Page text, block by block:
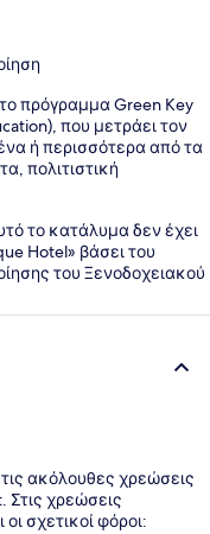
πρόγραμμα Green Key
που μετράει τον
ή περισσότερα από τα
πολιτιστική
το κατάλυμα δεν έχει
Hotel» βάσει του
του Ξενοδοχειακού
ακόλουθες χρεώσεις
Στις χρεώσεις
σχετικοί φόροι: